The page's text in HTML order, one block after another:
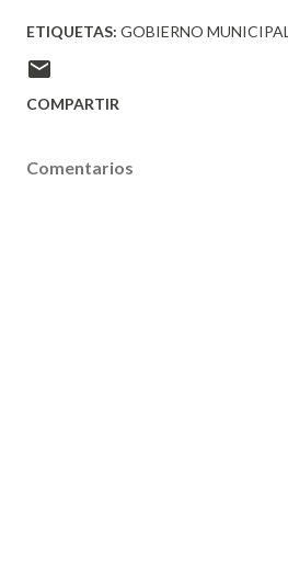
ETIQUETAS: GOBIERNO MUNICIPAL
COMPARTIR
Comentarios